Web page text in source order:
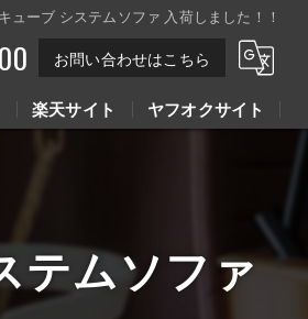
キューブ システムソファ 入荷しました！！
お問い合わせはこちら
楽天サイト ヤフオクサイト
テムソファ